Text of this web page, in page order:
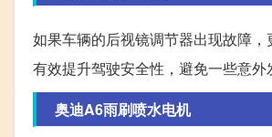
如果车辆的后视镜调节器出现故障
有效提升驾驶安全性，避免一些意
奥迪A6雨刷喷水电机